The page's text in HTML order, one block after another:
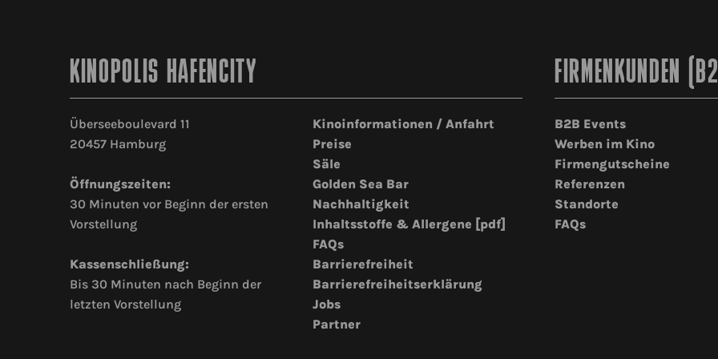
KINOPOLIS HAFENCITY
Überseeboulevard 11
20457 Hamburg
Öffnungszeiten:
30 Minuten vor Beginn der ersten
Vorstellung
Kassenschließung:
Bis 30 Minuten nach Beginn der
letzten Vorstellung
Kinoinformationen / Anfahrt
Preise
Säle
Golden Sea Bar
Nachhaltigkeit
Inhaltsstoffe & Allergene [pdf]
FAQs
Barrierefreiheit
Barrierefreiheitserklärung
Jobs
Partner
FIRMENKUNDEN
B2B Events
Werben im Kino
Firmengutscheine
Referenzen
Standorte
FAQs